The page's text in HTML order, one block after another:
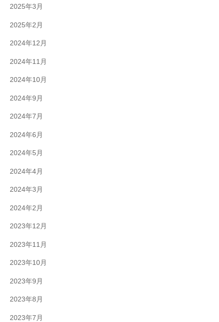
2025年3月
2025年2月
2024年12月
2024年11月
2024年10月
2024年9月
2024年7月
2024年6月
2024年5月
2024年4月
2024年3月
2024年2月
2023年12月
2023年11月
2023年10月
2023年9月
2023年8月
2023年7月